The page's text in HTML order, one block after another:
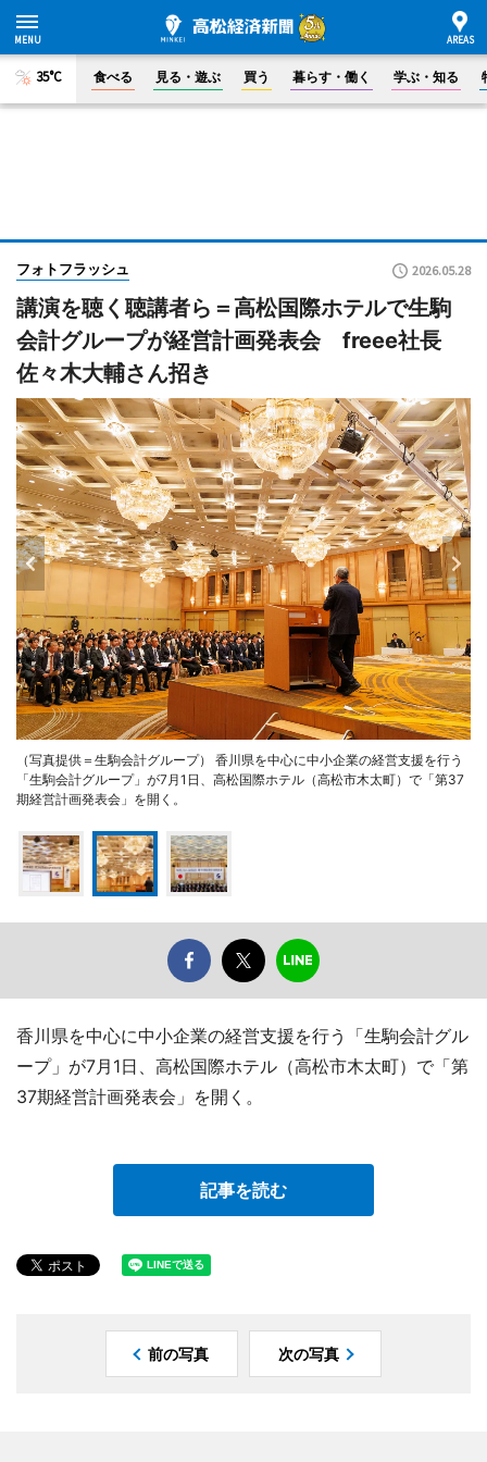
35°C 食べる 見る・遊ぶ 買う 暮らす・働く 学ぶ・知る
フォトフラッシュ 2026.05.28
講演を聴く聴講者ら＝高松国際ホテルで生駒
会計グループが経営計画発表会 freee社長
佐々木大輔さん招き
（写真提供＝生駒会計グループ） 香川県を中心に中小企業の経営支援を行う
「生駒会計グループ」が7月1日、高松国際ホテル（高松市木太町）で「第37
期経営計画発表会」を開く。
香川県を中心に中小企業の経営支援を行う「生駒会計グル
ープ」が7月1日、高松国際ホテル（高松市木太町）で「第
37期経営計画発表会」を開く。
記事を読む
前の写真 次の写真